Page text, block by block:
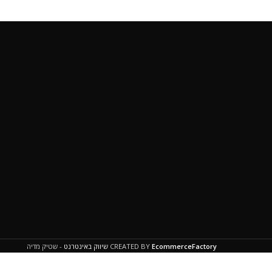
CREATED BY EcommerceFactory שיווק באינטרנט - שטיק מדיה